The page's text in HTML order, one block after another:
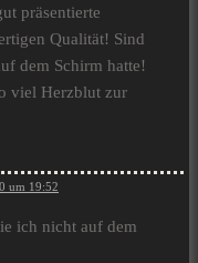
präsentierte
Qualität! Sind
dem Schirm hatte!
viel Herzblut zur
um 19:52
ich nicht auf dem